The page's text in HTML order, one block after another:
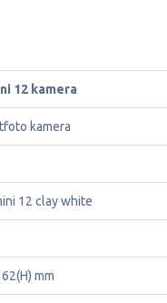
12 kamera
kamera
12 clay white
mm